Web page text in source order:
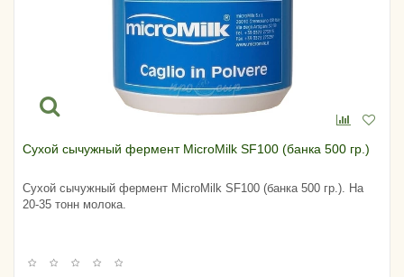
Сухой сычужный фермент MicroMilk SF100 (банка 500 гр.)
Сухой сычужный фермент MicroMilk SF100 (банка 500 гр.). На
20-35 тонн молока.